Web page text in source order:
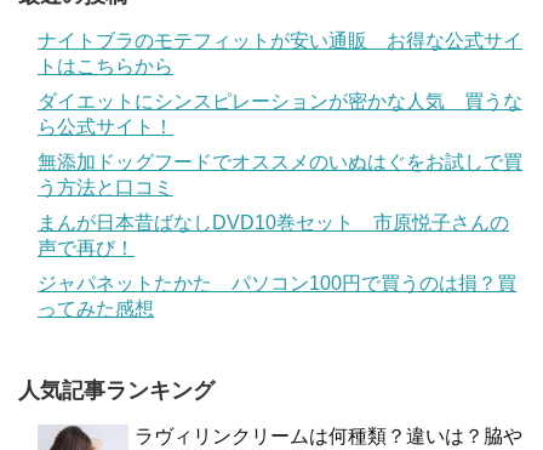
ナイトブラのモテフィットが安い通販 お得な公式サイ
トはこちらから
ダイエットにシンスピレーションが密かな人気 買うな
ら公式サイト！
無添加ドッグフードでオススメのいぬはぐをお試しで買
う方法と口コミ
まんが日本昔ばなしDVD10巻セット 市原悦子さんの
声で再び！
ジャパネットたかた パソコン100円で買うのは損？買
ってみた感想
人気記事ランキング
ラヴィリンクリームは何種類？違いは？脇や